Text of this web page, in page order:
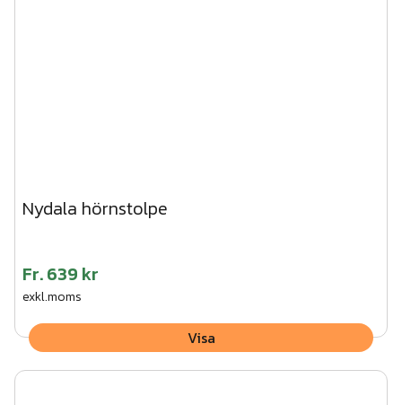
Nydala hörnstolpe
Fr.639 kr
exkl.moms
Visa